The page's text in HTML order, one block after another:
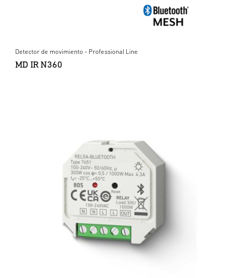
Detector de movimiento - Professional Line
MD IR N360